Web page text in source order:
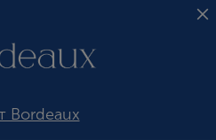
Bordeaux